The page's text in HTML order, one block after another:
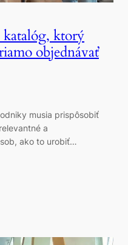
ktorý
objednávať
musia prispôsobiť
a
ako to urobiť…